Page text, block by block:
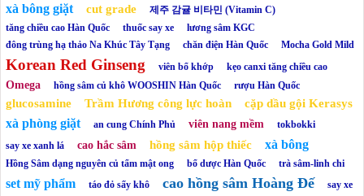
xà bông giặt cut grade
제주 감귤 비타민 (Vitamin C)
tăng chiều cao Hàn Quốc
thuốc say xe
lương sâm KGC
đông trùng hạ thảo Na Khúc Tây Tạng
chăn điện Hàn Quốc Mocha Gold Mild
Korean Red Ginseng viên bổ khớp kẹo canxi tăng chiều cao
Omega hồng sâm củ khô WOOSHIN Hàn Quốc rượu Hàn Quốc
glucosamine Trầm Hương công lực hoàn cặp dầu gội Kerasys
xà phòng giặt an cung Chính Phủ viên nang mềm
tokbokki
say xe xanh lá
cao hắc sâm hồng sâm hộp thiếc xà bông
Hồng Sâm dạng nguyên củ tẩm mật ong bổ dược Hàn Quốc trà sâm-linh chi
set mỹ phẩm táo đỏ sấy khô cao hồng sâm Hoàng Đế say xe